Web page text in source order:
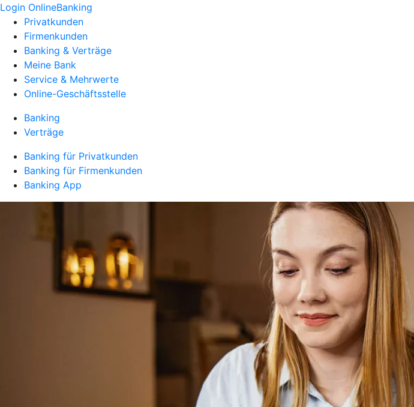
Login OnlineBanking
Privatkunden
Firmenkunden
Banking & Verträge
Meine Bank
Service & Mehrwerte
Online-Geschäftsstelle
Banking
Verträge
Banking für Privatkunden
Banking für Firmenkunden
Banking App